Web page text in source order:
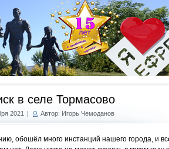
в селе Тормасово
2021 | Автор: Игорь Чемоданов
обошёл много инстанций нашего города, и